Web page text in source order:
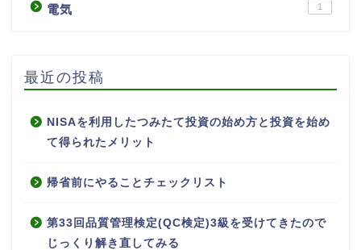
電気 1
最近の投稿
NISAを利用したつみたて投資の始め方と投資を始め
て得られたメリット
帰省前にやることチェックリスト
第33回品質管理検定(QC検定)3級を受けてきたので
じっくり解き直してみる